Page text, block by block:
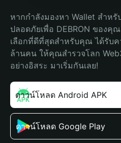
หากกำลังมองหา Wallet สำหรั
ปลอดภัยเพื่อ DEBRON ของคุ
เลือกที่ดีที่สุดสำหรับคุณ ได้รับค
ล้านคน ให้คุณสำรวจโลก
อย่างอิสระ มาเริ่มกันเลย!
ดาวน์โหลด Android APK
ดาวน์โหลด Google Play